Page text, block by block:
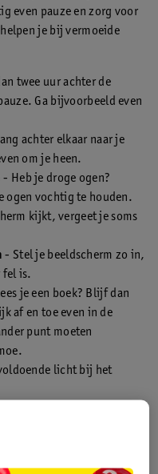
even pauze en zorg voor
je bij vermoeide
twee uur achter de
Ga bijvoorbeeld even
achter elkaar naar je
om je heen.
- Heb je droge ogen?
ogen vochtig te houden.
kijkt, vergeet je soms
- Stel je beeldscherm zo in,
fel is.
je een boek? Blijf dan
af en toe even in de
punt moeten
licht bij het
Je sterkte kan
een goede